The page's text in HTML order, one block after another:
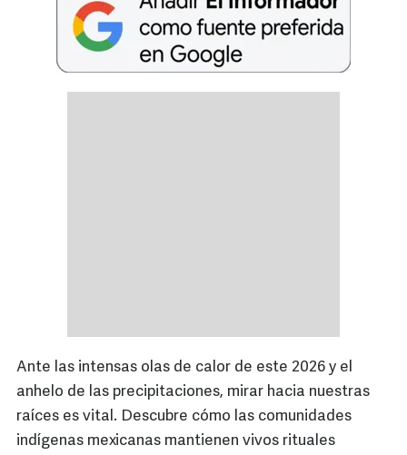
Ante las intensas olas de calor de este 2026 y el
anhelo de las precipitaciones, mirar hacia nuestras
raíces es vital. Descubre cómo las comunidades
indígenas mexicanas mantienen vivos rituales